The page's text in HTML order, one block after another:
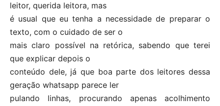
leitor, querida leitora, mas
é usual que eu tenha a necessidade de preparar o
texto, com o cuidado de ser o
mais claro possível na retórica, sabendo que terei
que explicar depois o
conteúdo dele, já que boa parte dos leitores dessa
geração whatsapp parece ler
pulando linhas, procurando apenas acolhimento